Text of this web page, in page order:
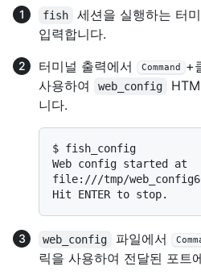
fish 세션을 실행하는 터
입력합니다.
터미널 출력에서
Command +
사용하여
web_config
니다.
$ fish_config
Web config started at
file:///tmp/
web_config 파일에서
릭을 사용하여 전달된 포트